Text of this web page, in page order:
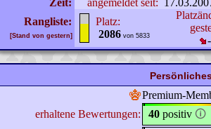
Zeit:
angemeldet seit:
Rangliste:
[Stand von gestern]
Platz:
2086 von 5833
Premium-
erhaltene Bewertungen:
40 positiv 🛈